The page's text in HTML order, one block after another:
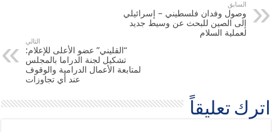
السابق
وصول وفدان فلسطيني – إسرائيلي
إلى الصين للبحث عن وسيط جديد
لعملية السلام
التالي
“القليني” عضو الأعلى للإعلام:
تشكيل لجنة الدراما بالمجلس
لمتابعة الأعمال الدرامية والوقوف
عند أي تجاوزات
اترك تعليقاً